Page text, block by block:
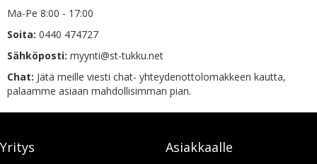
Ma-Pe 8:00 - 17:00
Soita: 0440 474727
Sähköposti: myynti@st-tukku.net
Chat: Jätä meille viesti chat- yhteydenottolomakkeen kautta,
palaamme asiaan mahdollisimman pian.
Yritys Asiakkaalle